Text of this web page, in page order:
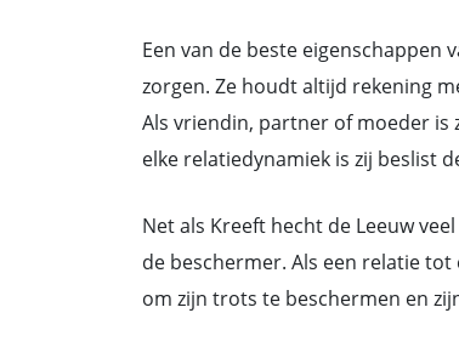
Een van de beste
zorgen. Ze houdt altijd rekening
Als vriendin, partner of moeder is
elke relatiedynamiek is zij beslist
Net als Kreeft hecht de Leeuw
de beschermer. Als een relatie
om zijn trots te beschermen en